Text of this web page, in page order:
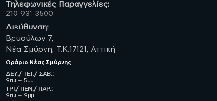
Τηλεφωνικές Παραγγελίες:
210 931 3500
Διεύθυνση:
Βρυούλων 7,
Νέα Σμύρνη, Τ.Κ.17121, Αττική
Ωράριο Νέας Σμύρνης
ΔΕΥ./ ΤΕΤ./ ΣΑΒ.:
9πμ – 5μμ
ΤΡΙ./ ΠΕΜ./ ΠΑΡ.:
9πμ – 9μμ